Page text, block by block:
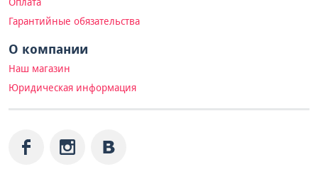
Гарантийные обязательства
О компании
Наш магазин
Юридическая информация